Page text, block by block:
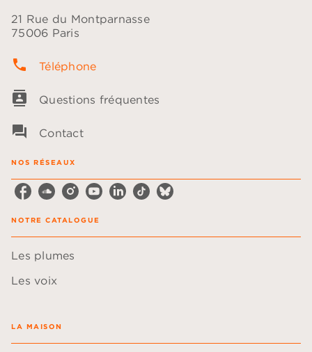
21 Rue du Montparnasse
75006 Paris
phone Téléphone
contacts Questions fréquentes
question_answer Contact
NOS RÉSEAUX
NOTRE CATALOGUE
Les plumes
Les voix
LA MAISON